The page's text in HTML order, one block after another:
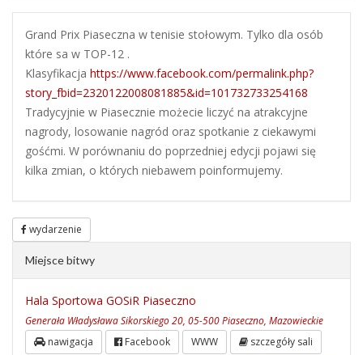
Grand Prix Piaseczna w tenisie stołowym. Tylko dla osób
które sa w TOP-12 .
Klasyfikacja https://www.facebook.com/permalink.php?
story_fbid=2320122008081885&id=101732733254168
Tradycyjnie w Piasecznie możecie liczyć na atrakcyjne
nagrody, losowanie nagród oraz spotkanie z ciekawymi
gośćmi. W porównaniu do poprzedniej edycji pojawi się
kilka zmian, o których niebawem poinformujemy.
wydarzenie
Miejsce bitwy
Hala Sportowa GOSiR Piaseczno
Generała Władysława Sikorskiego 20, 05-500 Piaseczno, Mazowieckie
nawigacja Facebook WWW szczegóły sali